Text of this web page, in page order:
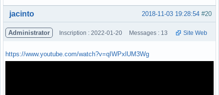
Hors ligne #20
2018-11-03 19:28:54
jacinto
Administrator Inscription : 2022-01-20 Messages : 13 Site Web
https://www.youtube.com/watch?v=qIWPxlUM3Wg